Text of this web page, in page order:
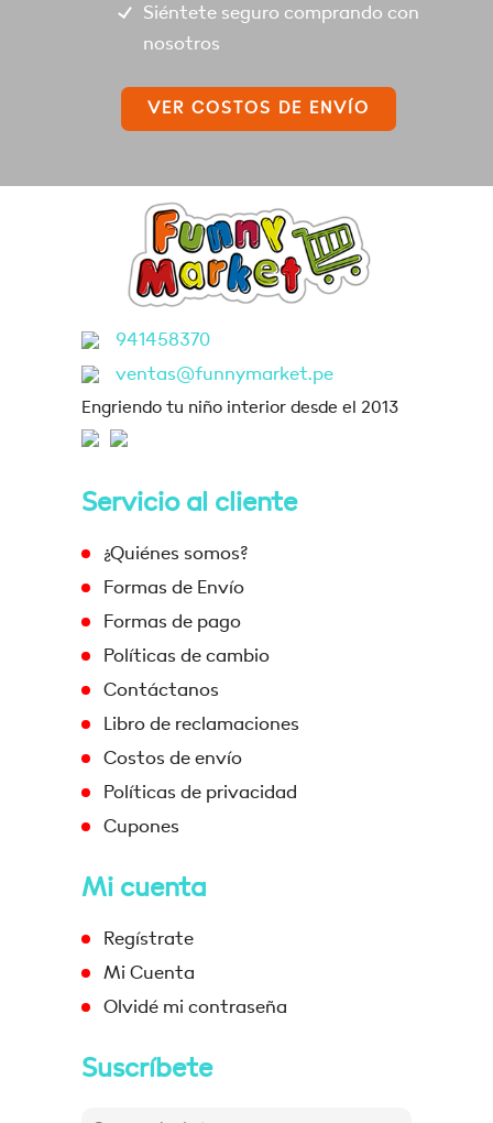
Siéntete seguro comprando con
nosotros
VER COSTOS DE ENVÍO
941458370
ventas@funnymarket.pe
Engriendo tu niño interior desde el 2013
Servicio al cliente
¿Quiénes somos?
Formas de Envío
Formas de pago
Políticas de cambio
Contáctanos
Libro de reclamaciones
Costos de envío
Políticas de privacidad
Cupones
Mi cuenta
Regístrate
Mi Cuenta
Olvidé mi contraseña
Suscríbete